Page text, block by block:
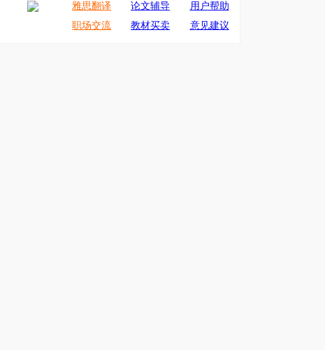
雅思翻译 论文辅导
用户帮助
职场交流 教材买卖 意见建议